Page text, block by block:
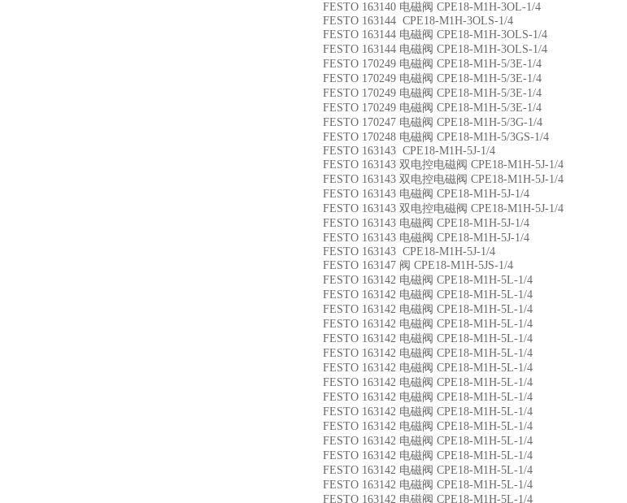
FESTO 163140 电磁阀 CPE18-M1H-3OL-1/4
FESTO 163144 CPE18-M1H-3OLS-1/4
FESTO 163144 电磁阀 CPE18-M1H-3OLS-1/4
FESTO 163144 电磁阀 CPE18-M1H-3OLS-1/4
FESTO 170249 电磁阀 CPE18-M1H-5/3E-1/4
FESTO 170249 电磁阀 CPE18-M1H-5/3E-1/4
FESTO 170249 电磁阀 CPE18-M1H-5/3E-1/4
FESTO 170249 电磁阀 CPE18-M1H-5/3E-1/4
FESTO 170247 电磁阀 CPE18-M1H-5/3G-1/4
FESTO 170248 电磁阀 CPE18-M1H-5/3GS-1/4
FESTO 163143 CPE18-M1H-5J-1/4
FESTO 163143 双电控电磁阀 CPE18-M1H-5J-1/4
FESTO 163143 双电控电磁阀 CPE18-M1H-5J-1/4
FESTO 163143 电磁阀 CPE18-M1H-5J-1/4
FESTO 163143 双电控电磁阀 CPE18-M1H-5J-1/4
FESTO 163143 电磁阀 CPE18-M1H-5J-1/4
FESTO 163143 电磁阀 CPE18-M1H-5J-1/4
FESTO 163143 CPE18-M1H-5J-1/4
FESTO 163147 阀 CPE18-M1H-5JS-1/4
FESTO 163142 电磁阀 CPE18-M1H-5L-1/4
FESTO 163142 电磁阀 CPE18-M1H-5L-1/4
FESTO 163142 电磁阀 CPE18-M1H-5L-1/4
FESTO 163142 电磁阀 CPE18-M1H-5L-1/4
FESTO 163142 电磁阀 CPE18-M1H-5L-1/4
FESTO 163142 电磁阀 CPE18-M1H-5L-1/4
FESTO 163142 电磁阀 CPE18-M1H-5L-1/4
FESTO 163142 电磁阀 CPE18-M1H-5L-1/4
FESTO 163142 电磁阀 CPE18-M1H-5L-1/4
FESTO 163142 电磁阀 CPE18-M1H-5L-1/4
FESTO 163142 电磁阀 CPE18-M1H-5L-1/4
FESTO 163142 电磁阀 CPE18-M1H-5L-1/4
FESTO 163142 电磁阀 CPE18-M1H-5L-1/4
FESTO 163142 电磁阀 CPE18-M1H-5L-1/4
FESTO 163142 电磁阀 CPE18-M1H-5L-1/4
FESTO 163142 电磁阀 CPE18-M1H-5L-1/4